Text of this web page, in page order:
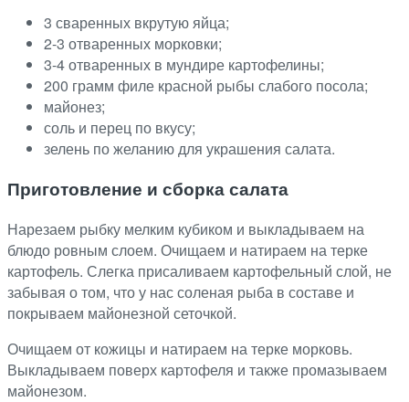
3 сваренных вкрутую яйца;
2-3 отваренных морковки;
3-4 отваренных в мундире картофелины;
200 грамм филе красной рыбы слабого посола;
майонез;
соль и перец по вкусу;
зелень по желанию для украшения салата.
Приготовление и сборка салата
Нарезаем рыбку мелким кубиком и выкладываем на
блюдо ровным слоем. Очищаем и натираем на терке
картофель. Слегка присаливаем картофельный слой, не
забывая о том, что у нас соленая рыба в составе и
покрываем майонезной сеточкой.
Очищаем от кожицы и натираем на терке морковь.
Выкладываем поверх картофеля и также промазываем
майонезом.